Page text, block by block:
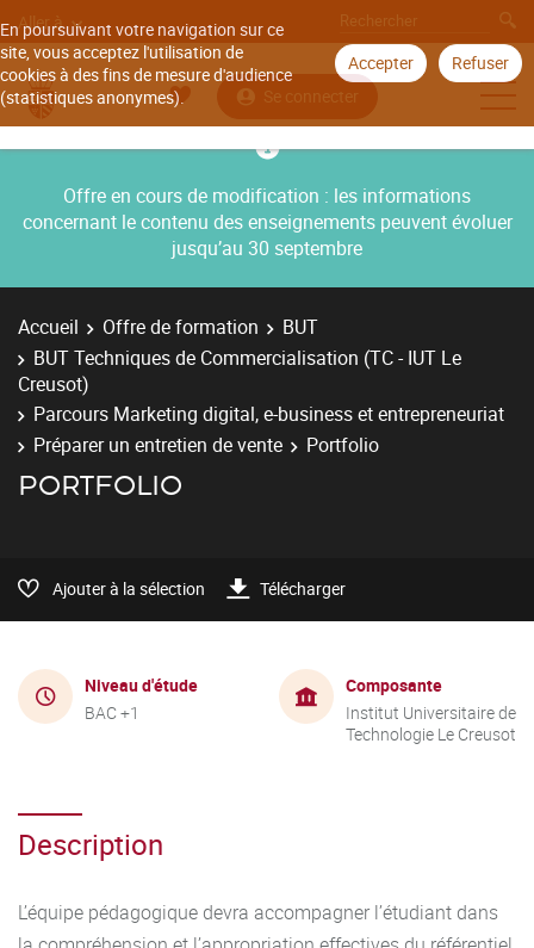
En poursuivant votre navigation sur ce
site, vous acceptez l'utilisation de
cookies à des fins de mesure d'audience
(statistiques anonymes).
Accepter Refuser
Aller à
Se connecter
Offre en cours de modification : les informations
concernant le contenu des enseignements peuvent évoluer
jusqu’au 30 septembre
Accueil Offre de formation
BUT
BUT Techniques de Commercialisation (TC - IUT Le
Creusot)
Parcours Marketing digital, e-business et entrepreneuriat
Préparer un entretien de vente
Portfolio
PORTFOLIO
Ajouter à la sélection Télécharger
Niveau d'étude
BAC +1
Composante
Institut Universitaire de
Technologie Le Creusot
Description
L’équipe pédagogique devra accompagner l’étudiant dans